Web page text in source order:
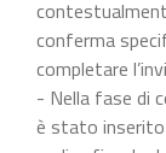
conferma
completare
- Nella fase di
è stato inserito